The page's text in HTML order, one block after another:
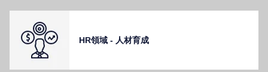
HR領域 - ⼈材育成